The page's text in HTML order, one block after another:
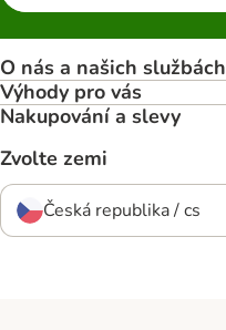
O nás a našich službách
Výhody pro vás
Nakupování a slevy
Zvolte zemi
Česká republika / cs